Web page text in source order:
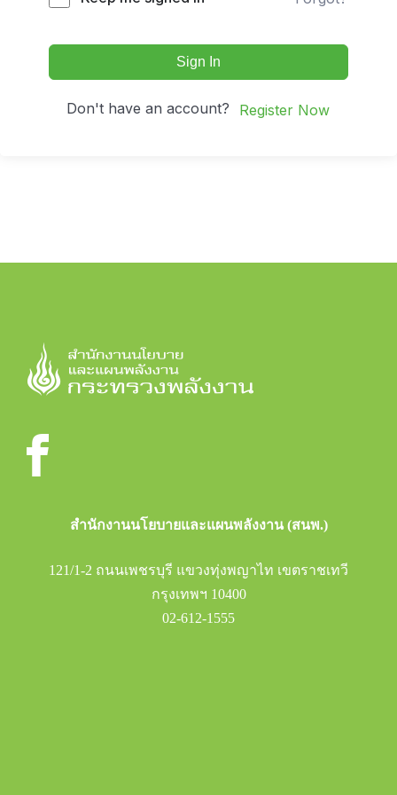
Sign In
Don't have an account? Register Now
สำนักงานนโยบายและแผนพลังงาน (สนพ.)
121/1-2 ถนนเพชรบุรี แขวงทุ่งพญาไท เขตราชเทวี
กรุงเทพฯ 10400
02-612-1555